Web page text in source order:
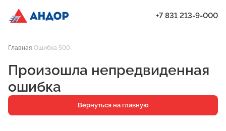
Проекты
Квартиры
Паркинг
Кладовые
+7 831 213-9-000
Главная Ошибка 500
Произошла непредвиденная
ошибка
Вернуться на главную